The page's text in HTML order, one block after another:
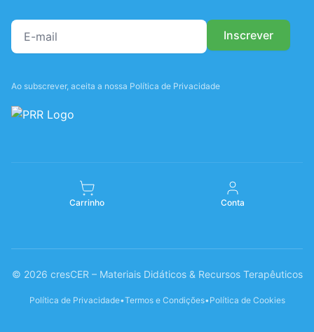
Ao subscrever, aceita a nossa Política de Privacidade
Carrinho Conta
© 2026 cresCER – Materiais Didáticos & Recursos Terapêuticos
Política de Privacidade•Termos e Condições•Política de Cookies